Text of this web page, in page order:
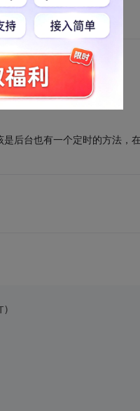
后就会执行相应的操作
后台也有一个定时的方法，